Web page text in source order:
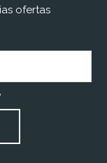
ofertas